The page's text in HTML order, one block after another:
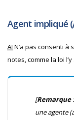
Agent impliqué (
AI N’a pas consenti
notes, comme la loi
[Remarque:
une agente